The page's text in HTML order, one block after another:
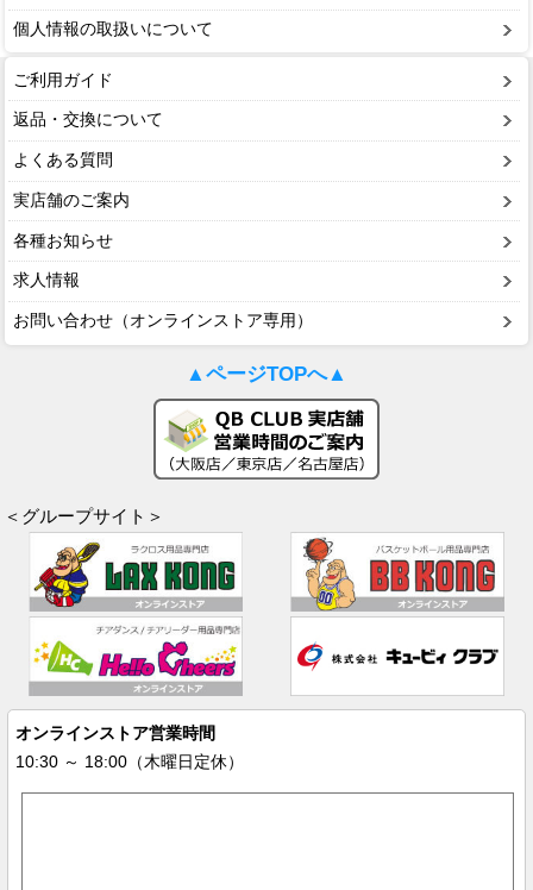
個人情報の取扱いについて
ご利用ガイド
返品・交換について
よくある質問
実店舗のご案内
各種お知らせ
求人情報
お問い合わせ（オンラインストア専用）
▲ページTOPへ▲
＜グループサイト＞
オンラインストア営業時間
10:30 ～ 18:00（木曜日定休）